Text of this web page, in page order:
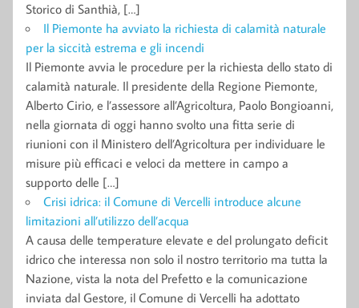
Storico di Santhià, […]
Il Piemonte ha avviato la richiesta di calamità naturale
per la siccità estrema e gli incendi
Il Piemonte avvia le procedure per la richiesta dello stato di
calamità naturale. Il presidente della Regione Piemonte,
Alberto Cirio, e l’assessore all’Agricoltura, Paolo Bongioanni,
nella giornata di oggi hanno svolto una fitta serie di
riunioni con il Ministero dell’Agricoltura per individuare le
misure più efficaci e veloci da mettere in campo a
supporto delle […]
Crisi idrica: il Comune di Vercelli introduce alcune
limitazioni all’utilizzo dell’acqua
A causa delle temperature elevate e del prolungato deficit
idrico che interessa non solo il nostro territorio ma tutta la
Nazione, vista la nota del Prefetto e la comunicazione
inviata dal Gestore, il Comune di Vercelli ha adottato